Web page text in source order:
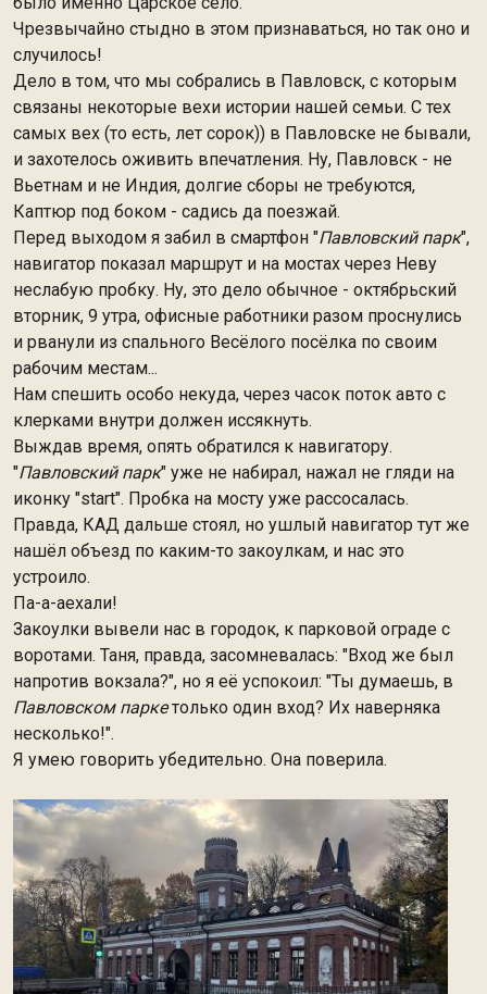
Чрезвычайно стыдно в этом признаваться, но так оно и
случилось!
Дело в том, что мы собрались в Павловск, с которым
связаны некоторые вехи истории нашей семьи. С тех
самых вех (то есть, лет сорок)) в Павловске не бывали,
и захотелось оживить впечатления. Ну, Павловск - не
Вьетнам и не Индия, долгие сборы не требуются,
Каптюр под боком - садись да поезжай.
Перед выходом я забил в смартфон "Павловский парк",
навигатор показал маршрут и на мостах через Неву
неслабую пробку. Ну, это дело обычное - октябрьский
вторник, 9 утра, офисные работники разом проснулись
и рванули из спального Весёлого посёлка по своим
рабочим местам...
Нам спешить особо некуда, через часок поток авто с
клерками внутри должен иссякнуть.
Выждав время, опять обратился к навигатору.
"Павловский парк" уже не набирал, нажал не гляди на
иконку "start". Пробка на мосту уже рассосалась.
Правда, КАД дальше стоял, но ушлый навигатор тут же
нашёл объезд по каким-то закоулкам, и нас это
устроило.
Па-а-аехали!
Закоулки вывели нас в городок, к парковой ограде с
воротами. Таня, правда, засомневалась: "Вход же был
напротив вокзала?", но я её успокоил: "Ты думаешь, в
Павловском паркетолько один вход? Их наверняка
несколько!".
Я умею говорить убедительно. Она поверила.